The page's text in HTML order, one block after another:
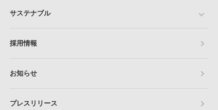
サステナブル
採用情報
お知らせ
プレスリリース